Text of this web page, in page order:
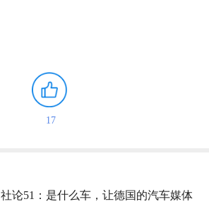
17
社论51：是什么车，让德国的汽车媒体